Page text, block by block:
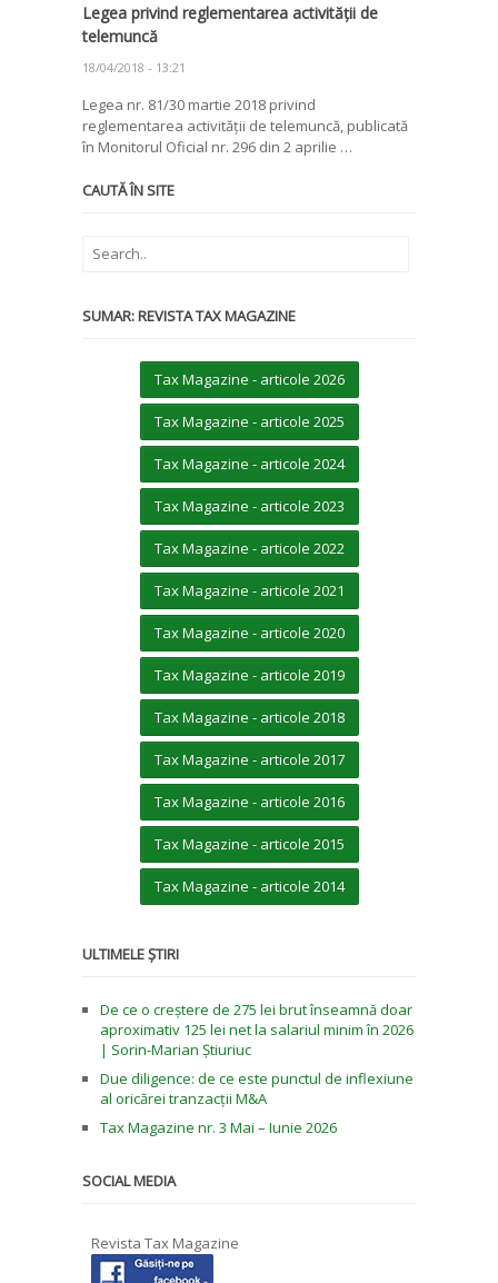
Legea privind reglementarea activității de
telemuncă
18/04/2018 - 13:21
Legea nr. 81/30 martie 2018 privind
reglementarea activității de telemuncă, publicată
în Monitorul Oficial nr. 296 din 2 aprilie …
CAUTĂ ÎN SITE
SUMAR: REVISTA TAX MAGAZINE
Tax Magazine - articole 2026
Tax Magazine - articole 2025
Tax Magazine - articole 2024
Tax Magazine - articole 2023
Tax Magazine - articole 2022
Tax Magazine - articole 2021
Tax Magazine - articole 2020
Tax Magazine - articole 2019
Tax Magazine - articole 2018
Tax Magazine - articole 2017
Tax Magazine - articole 2016
Tax Magazine - articole 2015
Tax Magazine - articole 2014
ULTIMELE ȘTIRI
De ce o creștere de 275 lei brut înseamnă doar
aproximativ 125 lei net la salariul minim în 2026
| Sorin-Marian Știuriuc
Due diligence: de ce este punctul de inflexiune
al oricărei tranzacții M&A
Tax Magazine nr. 3 Mai – Iunie 2026
SOCIAL MEDIA
Revista Tax Magazine